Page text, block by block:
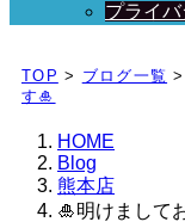
プライ
日々、ブログを更
TOP > ブログ一覧 >
す🎍
HOME
Blog
熊本店
🎍明けまして